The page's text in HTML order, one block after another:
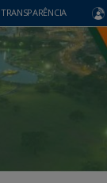
TRANSPARÊNCIA